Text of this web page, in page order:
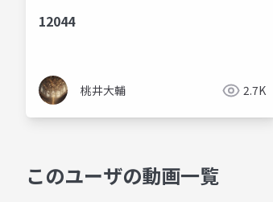
12044
桃井大輔 2.7K
このユーザの動画一覧